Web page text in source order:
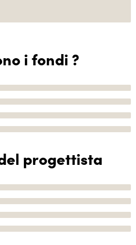
i fondi ?
progettista